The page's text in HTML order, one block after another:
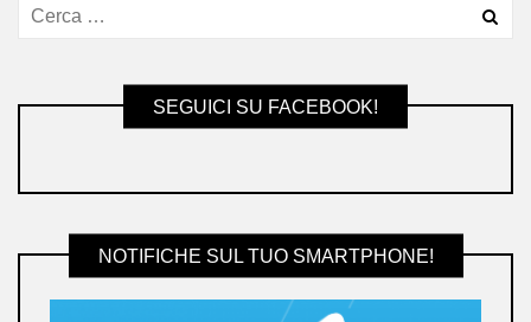
SEGUICI SU FACEBOOK!
NOTIFICHE SUL TUO SMARTPHONE!